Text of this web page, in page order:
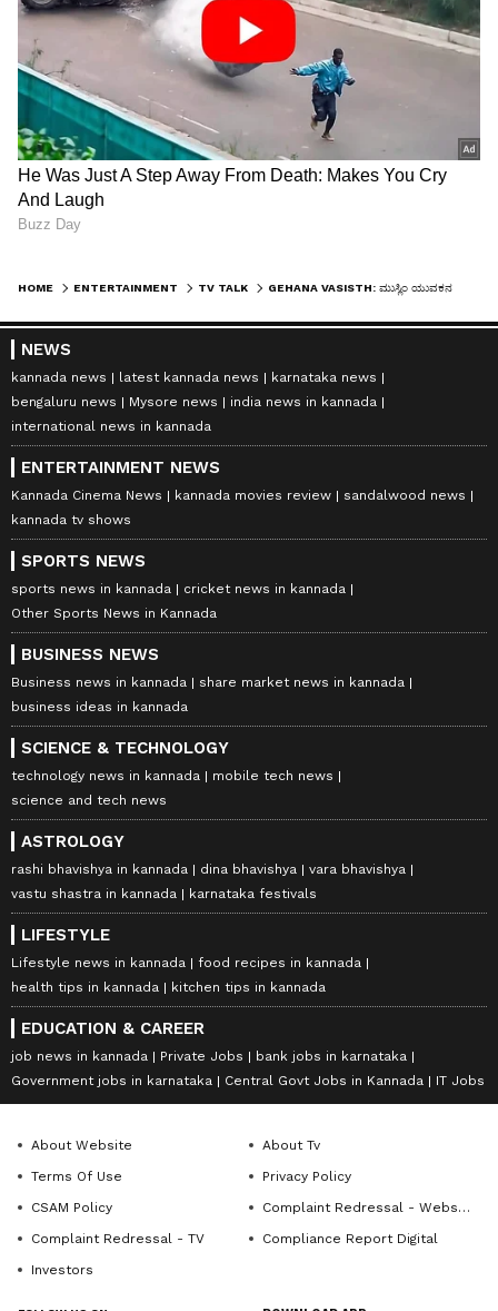
HOME ENTERTAINMENT TV TALK
NEWS
kannada news latest kannada news
karnataka news
bengaluru news
Mysore news
india news in kannada
international news in kannada
ENTERTAINMENT NEWS
Kannada Cinema News kannada movies review
sandalwood news
kannada tv shows
SPORTS NEWS
sports news in kannada
cricket news in kannada
Other Sports News in Kannada
BUSINESS NEWS
Business news in kannada
share market news in kannada
business ideas in kannada
SCIENCE & TECHNOLOGY
technology news in kannada
mobile tech news
science and tech news
ASTROLOGY
rashi bhavishya in kannada dina bhavishya
vara bhavishya
vastu shastra in kannada
karnataka festivals
LIFESTYLE
Lifestyle news in kannada
food recipes in kannada
health tips in kannada
kitchen tips in kannada
EDUCATION & CAREER
job news in kannada Private Jobs
bank jobs in karnataka
Government jobs in karnataka
Central Govt Jobs in Kannada IT Jobs
About Website
About Tv
Terms Of Use
Privacy Policy
CSAM Policy
Complaint Redressal - Website
Complaint Redressal - TV
Compliance Report Digital
Investors